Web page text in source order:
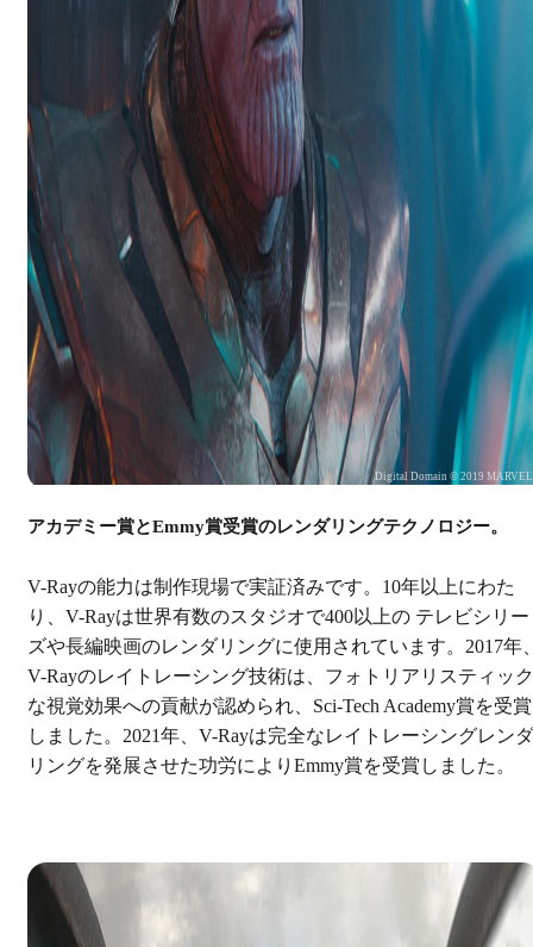
Digital Domain © 2019 MARVEL
アカデミー賞とEmmy賞受賞のレンダリングテクノロジー。
V-Rayの能力は制作現場で実証済みです。10年以上にわた
り、V-Rayは世界有数のスタジオで400以上の テレビシリー
ズや長編映画のレンダリングに使用されています。2017年
V-Rayのレイトレーシング技術は、フォトリアリスティック
な視覚効果への貢献が認められ、Sci-Tech Academy賞を受賞
しました。2021年、V-Rayは完全なレイトレーシングレンダ
リングを発展させた功労によりEmmy賞を受賞しました。